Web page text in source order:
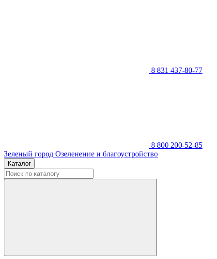
8 831 437-80-77
8 800 200-52-85
Зеленый город Озеленение и благоустройство
Каталог